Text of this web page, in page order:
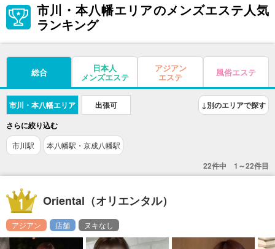
市川・本八幡エリアのメンズエステ人気
ランキング
総合 日本人
メンズエステ
アジアン
エステ 風俗エステ
↓別のエリアで探す
市川・本八幡エリア
出張可
さらに絞り込む
市川駅 本八幡駅・京成八幡駅
22件中 1～22件目
Oriental（オリエンタル）
アジアン 店舗 ヌキなし